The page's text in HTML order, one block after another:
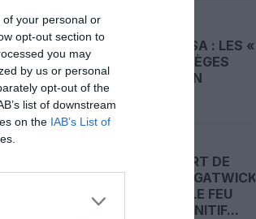
your personal or
opt-out section to
you may
by us or personal
opt-out of the
list of downstream
on the IAB’s List of
LUFTHANSA : LES «
VRAIS » SIÈGES
HUBLOT EN
L’AÉROPORT DE
LONDRES‑GATWICK
OBTIENT LE FEU
VERT DÉFINITIF...